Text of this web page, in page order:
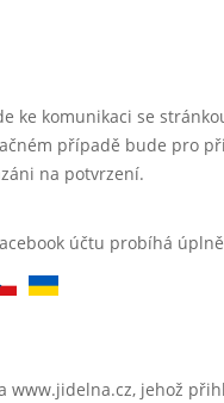
ke komunikaci se
případě bude pro
na potvrzení.
účtu probíhá
www.jidelna.cz, jehož